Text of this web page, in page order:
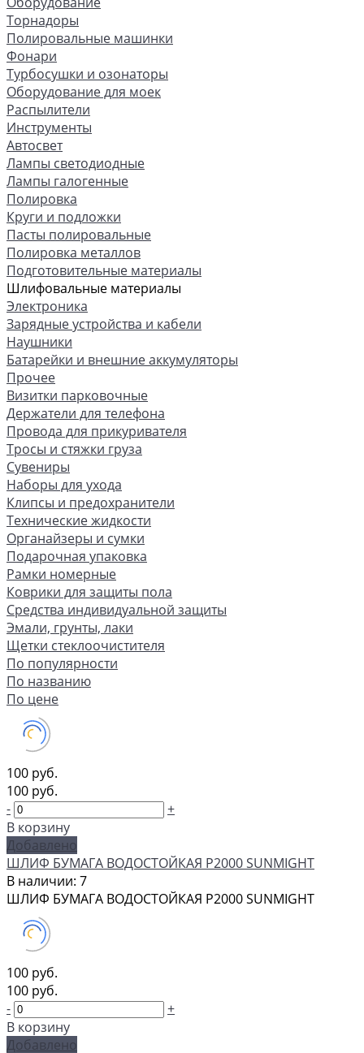
Торнадоры
Полировальные машинки
Фонари
Турбосушки и озонаторы
Оборудование для моек
Распылители
Инструменты
Автосвет
Лампы светодиодные
Лампы галогенные
Полировка
Круги и подложки
Пасты полировальные
Полировка металлов
Подготовительные материалы
Шлифовальные материалы
Электроника
Зарядные устройства и кабели
Наушники
Батарейки и внешние аккумуляторы
Прочее
Визитки парковочные
Держатели для телефона
Провода для прикуривателя
Тросы и стяжки груза
Сувениры
Наборы для ухода
Клипсы и предохранители
Технические жидкости
Органайзеры и сумки
Подарочная упаковка
Рамки номерные
Коврики для защиты пола
Средства индивидуальной защиты
Эмали, грунты, лаки
Щетки стеклоочистителя
По популярности
По названию
По цене
100 руб.
100 руб.
-
+
В корзину
Добавлено
ШЛИФ БУМАГА ВОДОСТОЙКАЯ P2000 SUNMIGHT
В наличии: 7
ШЛИФ БУМАГА ВОДОСТОЙКАЯ P2000 SUNMIGHT
100 руб.
100 руб.
-
+
В корзину
Добавлено